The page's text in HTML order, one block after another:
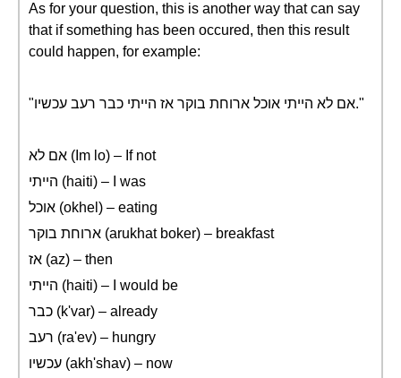
As for your question, this is another way that can say
that if something has been occured, then this result
could happen, for example:
"אם לא הייתי אוכל ארוחת בוקר אז הייתי כבר רעב עכשיו."
אם לא (Im lo) – If not
הייתי (haiti) – I was
אוכל (okhel) – eating
ארוחת בוקר (arukhat boker) – breakfast
אז (az) – then
הייתי (haiti) – I would be
כבר (k'var) – already
רעב (ra'ev) – hungry
עכשיו (akh'shav) – now